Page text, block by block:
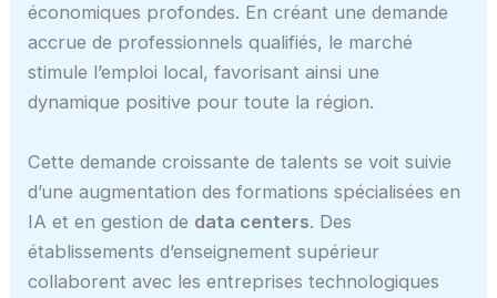
économiques profondes. En créant une demande
accrue de professionnels qualifiés, le marché
stimule l’emploi local, favorisant ainsi une
dynamique positive pour toute la région.
Cette demande croissante de talents se voit suivie
d’une augmentation des formations spécialisées en
IA et en gestion de data centers. Des
établissements d’enseignement supérieur
collaborent avec les entreprises technologiques